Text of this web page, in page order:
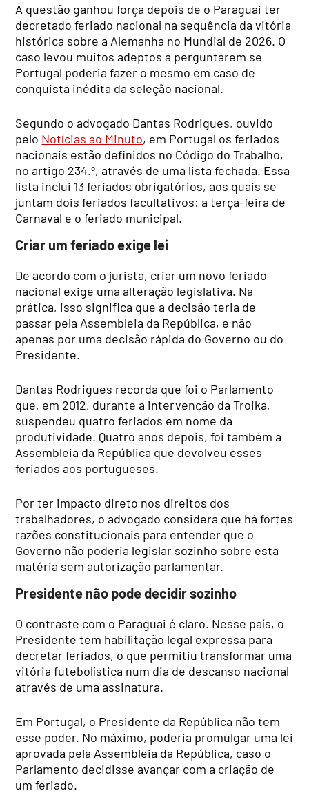
A questão ganhou força depois de o Paraguai ter
decretado feriado nacional na sequência da vitória
histórica sobre a Alemanha no Mundial de 2026. O
caso levou muitos adeptos a perguntarem se
Portugal poderia fazer o mesmo em caso de
conquista inédita da seleção nacional.
Segundo o advogado Dantas Rodrigues, ouvido
pelo Notícias ao Minuto, em Portugal os feriados
nacionais estão definidos no Código do Trabalho,
no artigo 234.º, através de uma lista fechada. Essa
lista inclui 13 feriados obrigatórios, aos quais se
juntam dois feriados facultativos: a terça-feira de
Carnaval e o feriado municipal.
Criar um feriado exige lei
De acordo com o jurista, criar um novo feriado
nacional exige uma alteração legislativa. Na
prática, isso significa que a decisão teria de
passar pela Assembleia da República, e não
apenas por uma decisão rápida do Governo ou do
Presidente.
Dantas Rodrigues recorda que foi o Parlamento
que, em 2012, durante a intervenção da Troika,
suspendeu quatro feriados em nome da
produtividade. Quatro anos depois, foi também a
Assembleia da República que devolveu esses
feriados aos portugueses.
Por ter impacto direto nos direitos dos
trabalhadores, o advogado considera que há fortes
razões constitucionais para entender que o
Governo não poderia legislar sozinho sobre esta
matéria sem autorização parlamentar.
Presidente não pode decidir sozinho
O contraste com o Paraguai é claro. Nesse país, o
Presidente tem habilitação legal expressa para
decretar feriados, o que permitiu transformar uma
vitória futebolística num dia de descanso nacional
através de uma assinatura.
Em Portugal, o Presidente da República não tem
esse poder. No máximo, poderia promulgar uma lei
aprovada pela Assembleia da República, caso o
Parlamento decidisse avançar com a criação de
um feriado.